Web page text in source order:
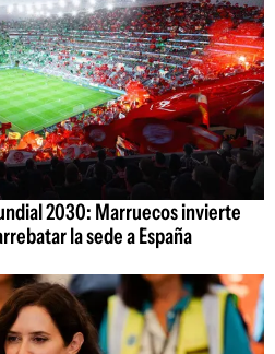
2030: Marruecos invierte
la sede a España